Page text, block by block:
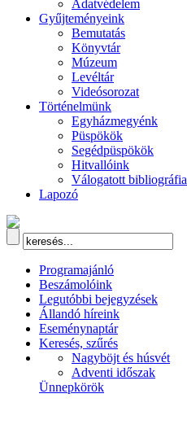
Adatvédelem
Gyűjteményeink
Bemutatás
Könyvtár
Múzeum
Levéltár
Videósorozat
Történelmünk
Egyházmegyénk
Püspökök
Segédpüspökök
Hitvallóink
Válogatott bibliográfia
Lapozó
Programajánló
Beszámolóink
Legutóbbi bejegyzések
Állandó híreink
Eseménynaptár
Keresés, szűrés
Nagyböjt és húsvét
Adventi időszak
Ünnepkörök